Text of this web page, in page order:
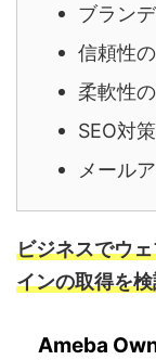
ブラン
信頼性
柔軟性
SEO対
メール
ビジネスでウ
インの取得を
Ameba